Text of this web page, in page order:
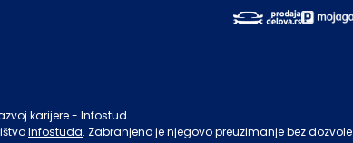
karijere - Infostud.
Infostuda. Zabranjeno je njegovo preuzimanje bez dozvole